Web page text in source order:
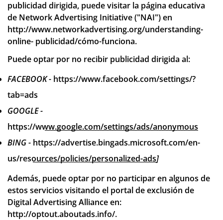
publicidad dirigida, puede visitar la página educativa
de Network Advertising Initiative ("NAI") en
http://www.networkadvertising.org/understanding-
online- publicidad/cómo-funciona.
Puede optar por no recibir publicidad dirigida al:
FACEBOOK - https://www.facebook.com/settings/?
tab=ads
GOOGLE -
https://www.google.com/settings/ads/anonymous
BING - https://advertise.bingads.microsoft.com/en-
us/resources/policies/personalized-ads]
Además, puede optar por no participar en algunos de
estos servicios visitando el portal de exclusión de
Digital Advertising Alliance en:
http://optout.aboutads.info/.